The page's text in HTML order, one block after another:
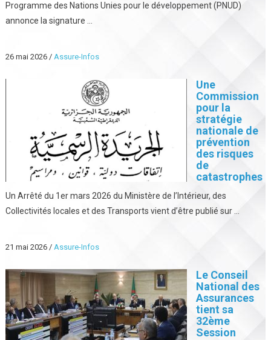
Programme des Nations Unies pour le développement (PNUD)
annonce la signature ...
26 mai 2026/ Assure-Infos
Une
Commission
pour la
stratégie
nationale de
prévention
des risques
de
catastrophes
Un Arrêté du 1er mars 2026 du Ministère de l’Intérieur, des
Collectivités locales et des Transports vient d’être publié sur ...
21 mai 2026/ Assure-Infos
Le Conseil
National des
Assurances
tient sa
32ème
Session